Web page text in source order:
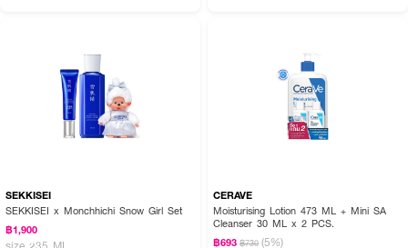
SEKKISEI
SEKKISEI x Monchhichi Snow Girl Set
฿1,900
size 235 ML
CERAVE
Moisturising Lotion 473 ML + Mini SA
Cleanser 30 ML x 2 PCS.
฿693 ฿730 (5%)